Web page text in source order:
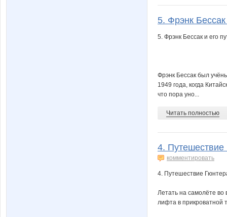
5. Фрэнк
5. Фрэнк Бессак и его
Фрэнк Бессак был
1949 года, когда
что пора уно...
Читать полностью
4.
комментировать
4. Путешествие
Летать на самолёте
лифта в прикроватной